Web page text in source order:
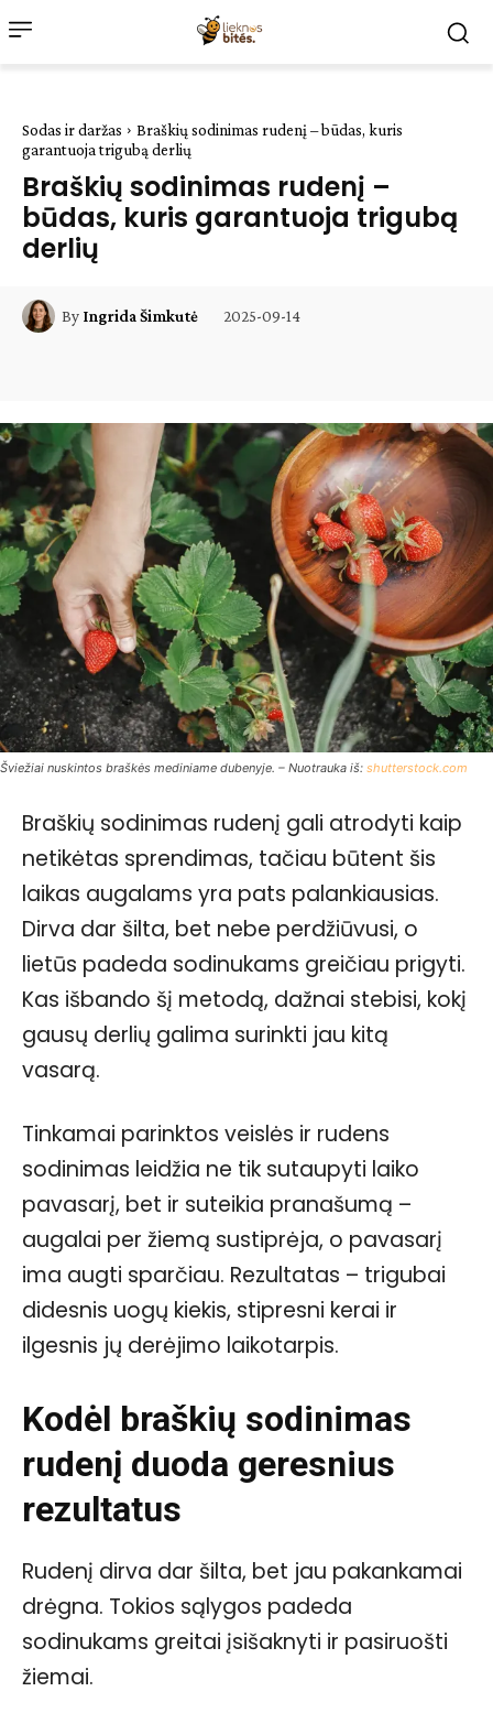
Sodas ir daržas
Braškių sodinimas rudenį – būdas, kuris
garantuoja trigubą derlių
Braškių sodinimas rudenį –
būdas, kuris garantuoja trigubą
derlių
By Ingrida Šimkutė 2025-09-14
Šviežiai nuskintos braškės mediniame dubenyje. – Nuotrauka iš: shutterstock.com
Braškių sodinimas rudenį gali atrodyti kaip
netikėtas sprendimas, tačiau būtent šis
laikas augalams yra pats palankiausias.
Dirva dar šilta, bet nebe perdžiūvusi, o
lietūs padeda sodinukams greičiau prigyti.
Kas išbando šį metodą, dažnai stebisi, kokį
gausų derlių galima surinkti jau kitą
vasarą.
Tinkamai parinktos veislės ir rudens
sodinimas leidžia ne tik sutaupyti laiko
pavasarį, bet ir suteikia pranašumą –
augalai per žiemą sustiprėja, o pavasarį
ima augti sparčiau. Rezultatas – trigubai
didesnis uogų kiekis, stipresni kerai ir
ilgesnis jų derėjimo laikotarpis.
Kodėl braškių sodinimas
rudenį duoda geresnius
rezultatus
Rudenį dirva dar šilta, bet jau pakankamai
drėgna. Tokios sąlygos padeda
sodinukams greitai įsišaknyti ir pasiruošti
žiemai.